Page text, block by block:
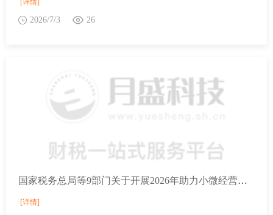
[详情]
2026/7/3 26
国家税务总局等9部门关于开展2026年助力小微经营主体发展“春雨润苗”专项行动的通知
[详情]